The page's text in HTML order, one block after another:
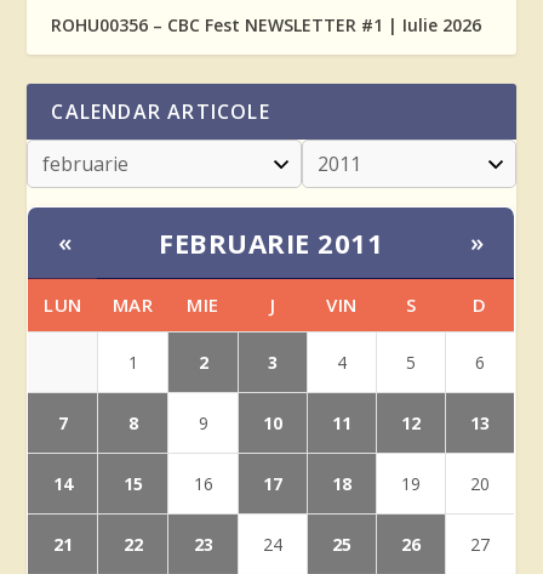
ROHU00356 – CBC Fest NEWSLETTER #1 | Iulie 2026
CALENDAR ARTICOLE
« FEBRUARIE 2011 »
LUN MAR MIE J VIN S D
1 2 3 4 5 6
7 8 9 10 11 12 13
14 15 16 17 18 19 20
21 22 23 24 25 26 27